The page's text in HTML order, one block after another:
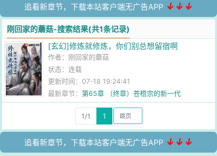
追看新章节，下载本站客户端无广告APP ↓↓↓
刚回家的蘑菇-搜索结果(共1条记录)
[玄幻]修炼就修炼，你们别总想留宿啊
作者： 刚回家的蘑菇
状态：连载
更新时间：07-18 19:24:41
最新章节：第65章 （终章）苍梧宗的新一代
1/1 1
追看新章节，下载本站客户端无广告APP ↓↓↓